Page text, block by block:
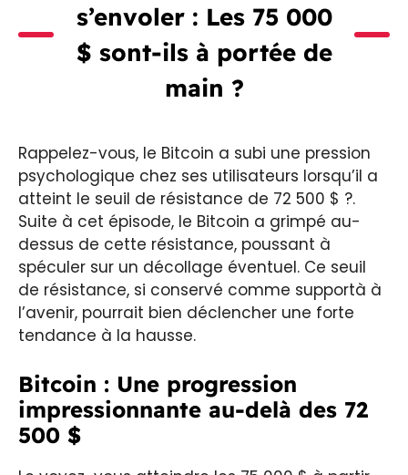
s’envoler : Les 75 000
$ sont-ils à portée de
main ?
Rappelez-vous, le Bitcoin a subi une pression
psychologique chez ses utilisateurs lorsqu’il a
atteint le seuil de résistance de 72 500 $ ?.
Suite à cet épisode, le Bitcoin a grimpé au-
dessus de cette résistance, poussant à
spéculer sur un décollage éventuel. Ce seuil
de résistance, si conservé comme supportà à
l’avenir, pourrait bien déclencher une forte
tendance à la hausse.
Bitcoin : Une progression
impressionnante au-delà des 72
500 $